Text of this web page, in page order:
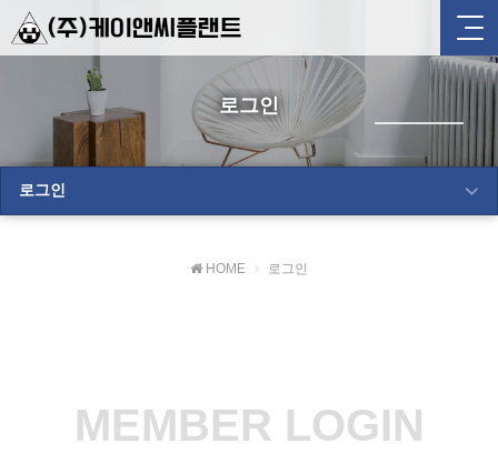
로그인
로그인
HOME 로그인
MEMBER LOGIN